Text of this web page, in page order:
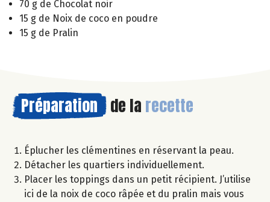
70 g de Chocolat noir
15 g de Noix de coco en poudre
15 g de Pralin
Préparation de la recette
Éplucher les clémentines en réservant la peau.
Détacher les quartiers individuellement.
Placer les toppings dans un petit récipient. J’utilise
ici de la noix de coco râpée et du pralin mais vous